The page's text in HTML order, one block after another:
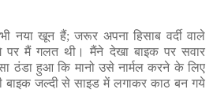
नया खून हैं; जरूर अपना हिसाब वर्दी वाले
मैं गलत थी। मैंने देखा बाइक पर सवार
ठंडा हुआ कि मानो उसे नार्मल करने के लिए
बाइक जल्दी से साइड में लगाकर काठ बन गये